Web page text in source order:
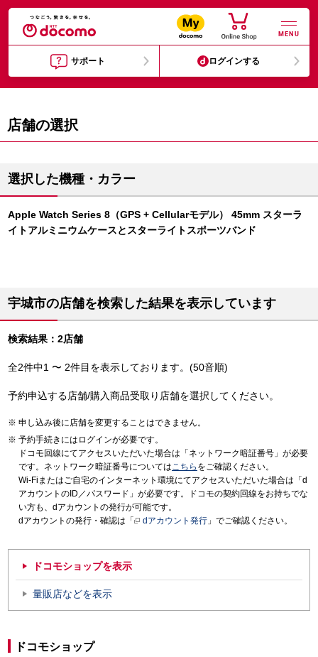
MENU
サポート ログインする
店舗の選択
選択した機種・カラー
Apple Watch Series 8（GPS + Cellularモデル） 45mm スターラ
イトアルミニウムケースとスターライトスポーツバンド
宇城市の店舗を検索した結果を表示しています
検索結果：2店舗
全2件中1 〜 2件目を表示しております。(50音順)
予約申込する店舗/購入商品受取り店舗を選択してください。
申し込み後に店舗を変更することはできません。
予約手続きにはログインが必要です。
ドコモ回線にてアクセスいただいた場合は「ネットワーク暗証番号」が必要
です。ネットワーク暗証番号についてはこちら をご確認ください。
Wi-Fiまたはご自宅のインターネット環境にてアクセスいただいた場合は「d
アカウントのID／パスワード」が必要です。ドコモの契約回線をお持ちでな
い方も、dアカウントの発行が可能です。
dアカウントの発行・確認は「
dアカウント発行 」でご確認ください。
ドコモショップを表示
量販店などを表示
ドコモショップ